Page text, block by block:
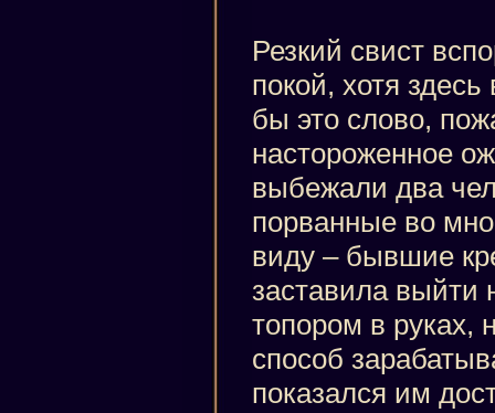
Резкий свист
покой, хотя
бы это слово,
настороженное
выбежали два
порванные во
виду – бывшие
заставила выйти
топором в руках,
способ
показался им